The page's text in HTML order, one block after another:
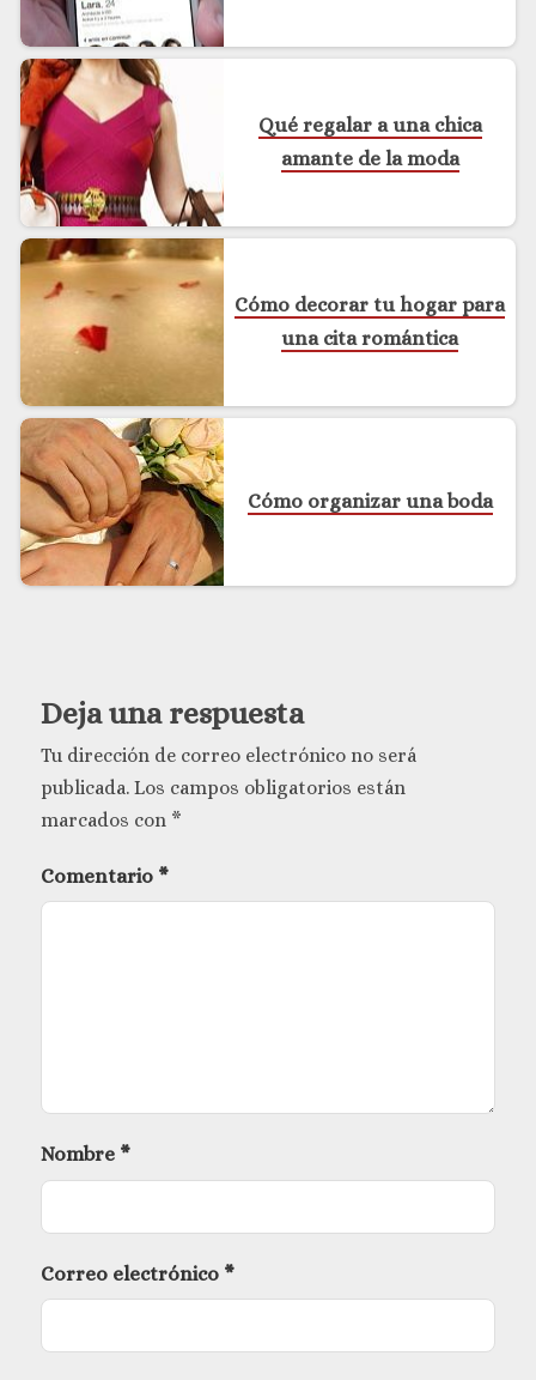
Qué regalar a una chica
amante de la moda
Cómo decorar tu hogar para
una cita romántica
Cómo organizar una boda
Deja una respuesta
Tu dirección de correo electrónico no será
publicada. Los campos obligatorios están
marcados con *
Comentario *
Nombre *
Correo electrónico *